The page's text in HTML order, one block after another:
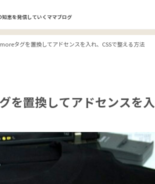
恵を発信していくママブログ
タグを置換してアドセンスを入れ、CSSで整える方法
置換してアドセンスを入